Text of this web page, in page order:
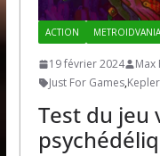
ACTION METROIDVANIA
19 février 2024
Max
Just For Games,
Test du jeu